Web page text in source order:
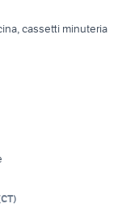
cassetti minuteria
CT)